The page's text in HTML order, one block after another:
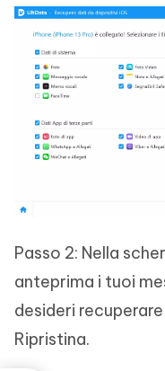
Passo 2: Nella
anteprima i tuoi
desideri
Ripristina.